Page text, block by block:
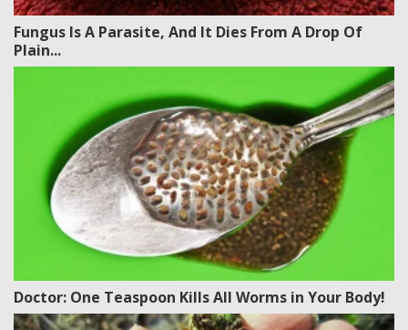
Fungus Is A Parasite, And It Dies From A Drop Of
Plain...
Doctor: One Teaspoon Kills All Worms in Your Body!